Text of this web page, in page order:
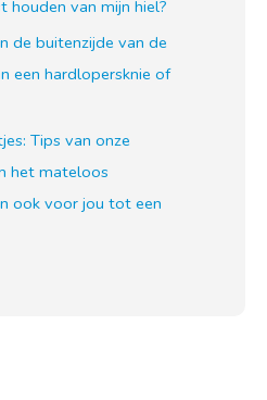
houden van mijn hiel?
de buitenzijde van de
een hardlopersknie of
Tips van onze
het mateloos
ook voor jou tot een